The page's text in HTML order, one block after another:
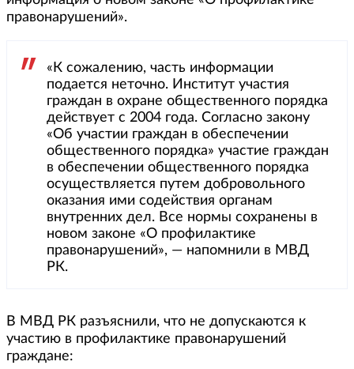
правонарушений».
«К сожалению, часть информации
подается неточно. Институт участия
граждан в охране общественного порядка
действует с 2004 года. Согласно закону
«Об участии граждан в обеспечении
общественного порядка» участие граждан
в обеспечении общественного порядка
осуществляется путем добровольного
оказания ими содействия органам
внутренних дел. Все нормы сохранены в
новом законе «О профилактике
правонарушений», — напомнили в МВД
РК.
В МВД РК разъяснили, что не допускаются к
участию в профилактике правонарушений
граждане: